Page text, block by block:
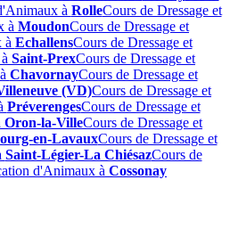
à RolleCours de Dressage et
à MoudonCours de Dressage et
à EchallensCours de Dressage et
Saint-PrexCours de Dressage et
ChavornayCours de Dressage et
(VD)Cours de Dressage et
PréverengesCours de Dressage et
Oron-la-VilleCours de Dressage et
en-LavauxCours de Dressage et
Saint-Légier-La ChiésazCours de
d'Animaux à Cossonay